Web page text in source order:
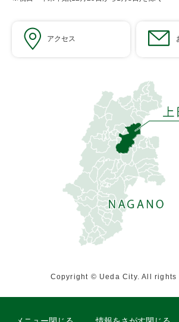
アクセス
Copyright © Ueda City. All rights